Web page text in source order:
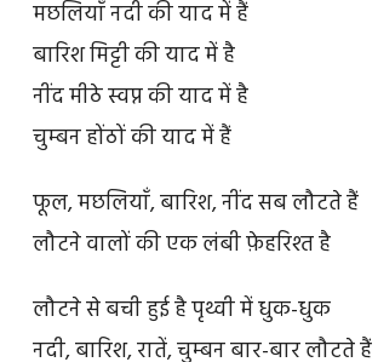
मछलियाँ नदी की याद में हैं
बारिश मिट्टी की याद में है
नींद मीठे स्वप्न की याद में है
चुम्बन होंठों की याद में हैं
फूल, मछलियाँ, बारिश, नींद सब लौटते हैं
लौटने वालों की एक लंबी फ़ेहरिश्त है
लौटने से बची हुई है पृथ्वी में धुक-धुक
नदी, बारिश, रातें, चुम्बन बार-बार लौटते हैं